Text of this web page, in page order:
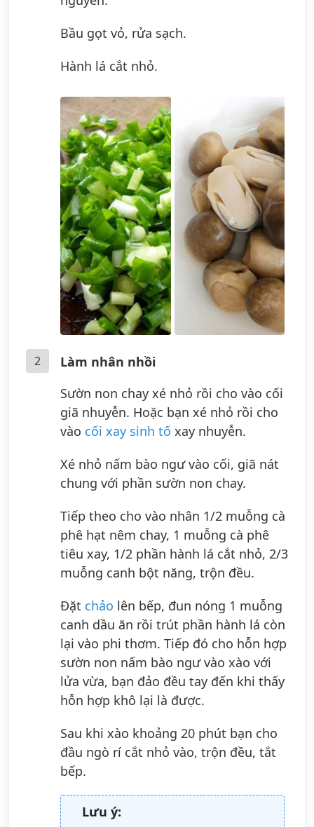
Bầu gọt vỏ, rửa sạch.
Hành lá cắt nhỏ.
2
Làm nhân nhồi
Sườn non chay xé nhỏ rồi cho vào cối
giã nhuyễn. Hoặc bạn xé nhỏ rồi cho
vào cối xay sinh tố xay nhuyễn.
Xé nhỏ nấm bào ngư vào cối, giã nát
chung với phần sườn non chay.
Tiếp theo cho vào nhân 1/2 muỗng cà
phê hạt nêm chay, 1 muỗng cà phê
tiêu xay, 1/2 phần hành lá cắt nhỏ, 2/3
muỗng canh bột năng, trộn đều.
Đặt chảo lên bếp, đun nóng 1 muỗng
canh dầu ăn rồi trút phần hành lá còn
lại vào phi thơm. Tiếp đó cho hỗn hợp
sườn non nấm bào ngư vào xào với
lửa vừa, bạn đảo đều tay đến khi thấy
hỗn hợp khô lại là được.
Sau khi xào khoảng 20 phút bạn cho
đầu ngò rí cắt nhỏ vào, trộn đều, tắt
bếp.
Lưu ý: